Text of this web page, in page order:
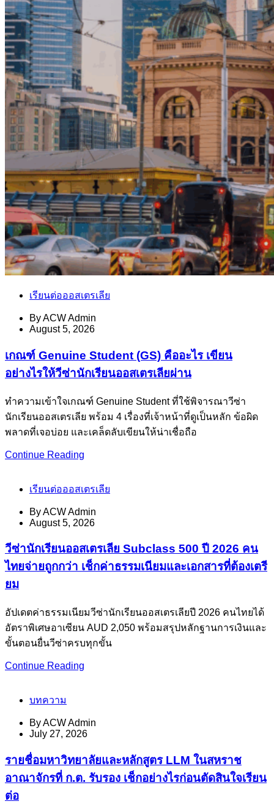
เรียนต่อออสเตรเลีย
ByACW Admin
August 5, 2026
เกณฑ์ Genuine Student (GS) คืออะไร เขียน
อย่างไรให้วีซ่านักเรียนออสเตรเลียผ่าน
ทำความเข้าใจเกณฑ์ Genuine Student ที่ใช้พิจารณาวีซ่า
นักเรียนออสเตรเลีย พร้อม 4 เรื่องที่เจ้าหน้าที่ดูเป็นหลัก ข้อผิด
พลาดที่เจอบ่อย และเคล็ดลับเขียนให้น่าเชื่อถือ
Continue Reading
เรียนต่อออสเตรเลีย
ByACW Admin
August 5, 2026
วีซ่านักเรียนออสเตรเลีย Subclass 500 ปี 2026 คน
ไทยจ่ายถูกกว่า เช็กค่าธรรมเนียมและเอกสารที่ต้องเตรี
ยม
อัปเดตค่าธรรมเนียมวีซ่านักเรียนออสเตรเลียปี 2026 คนไทยได้
อัตราพิเศษอาเซียน AUD 2,050 พร้อมสรุปหลักฐานการเงินและ
ขั้นตอนยื่นวีซ่าครบทุกขั้น
Continue Reading
บทความ
ByACW Admin
July 27, 2026
รายชื่อมหาวิทยาลัยและหลักสูตร LLM ในสหราช
อาณาจักรที่ ก.ต. รับรอง เช็กอย่างไรก่อนตัดสินใจเรียน
ต่อ